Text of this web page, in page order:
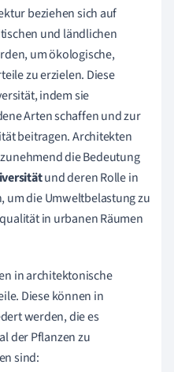
beziehen sich auf
und ländlichen
um ökologische,
zu erzielen. Diese
indem sie
Arten schaffen und zur
beitragen. Architekten
die Bedeutung
und deren Rolle in
um die Umweltbelastung zu
in urbanen Räumen
in architektonische
Diese können in
werden, die es
der Pflanzen zu
sind: